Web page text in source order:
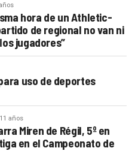
hora de un Athletic-
de regional no van ni
jugadores”
uso de deportes
años
Miren de Régil, 5º en
en el Campeonato de